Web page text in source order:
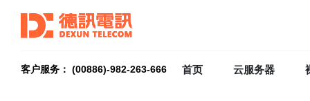
客户服务： (00886)-982-263-666 首页 云服务器